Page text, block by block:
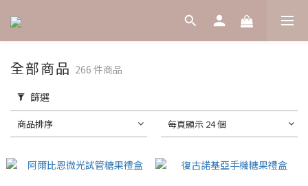
全部商品 266 件商品
篩選
商品排序 每頁顯示 24 個